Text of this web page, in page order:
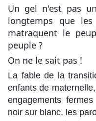
Un gel n'est pas
longtemps que
matraquent le
peuple ?
On ne le sait pas !
La fable de la
enfants de
engagements
noir sur blanc, les